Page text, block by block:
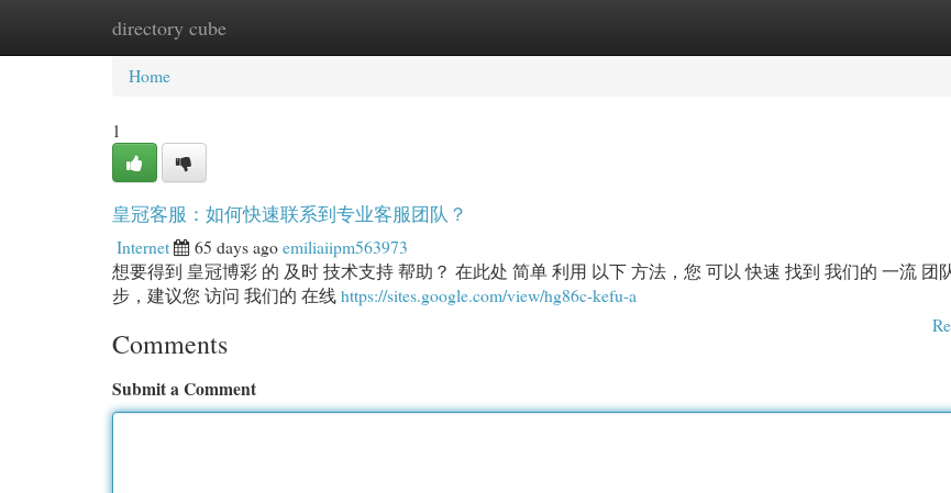
directory cube
Home New Site Listings
Home
1
皇冠客服：如何快速联系到专业客服团队？
Internet 65 days agoemiliaiipm563973
想要得到 皇冠博彩 的 及时 技术支持 帮助？ 在此处 简单 利用 以下 方法，您 可以 快速 找到 我们的 一流 团
步，建议您 访问 我们的 在线https://sites.google.com/view/hg86c-kefu-a
Comments
Submit a Comment